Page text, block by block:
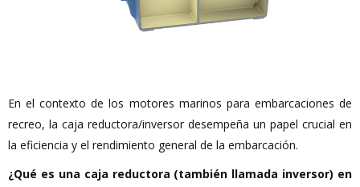
En el contexto de los motores marinos para embarcaciones de
recreo, la caja reductora/inversor desempeña un papel crucial en
la eficiencia y el rendimiento general de la embarcación.
¿Qué es una caja reductora (también llamada inversor) en